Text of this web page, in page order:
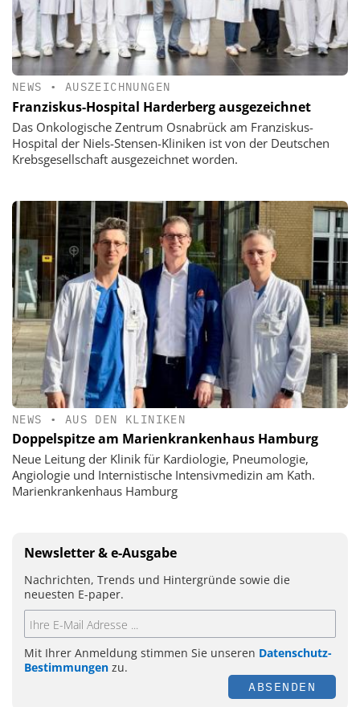
NEWS • AUSZEICHNUNGEN
Franziskus-Hospital Harderberg ausgezeichnet
Das Onkologische Zentrum Osnabrück am Franziskus-
Hospital der Niels-Stensen-Kliniken ist von der Deutschen
Krebsgesellschaft ausgezeichnet worden.
NEWS • AUS DEN KLINIKEN
Doppelspitze am Marienkrankenhaus Hamburg
Neue Leitung der Klinik für Kardiologie, Pneumologie,
Angiologie und Internistische Intensivmedizin am Kath.
Marienkrankenhaus Hamburg
Newsletter & e-Ausgabe
Nachrichten, Trends und Hintergründe sowie die
neuesten E-paper.
Mit Ihrer Anmeldung stimmen Sie unseren Datenschutz-
Bestimmungen zu.
ABSENDEN